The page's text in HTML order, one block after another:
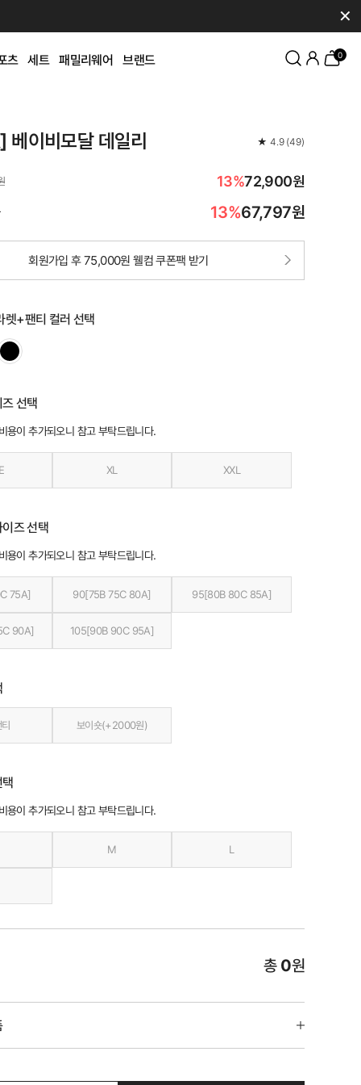
✕
츠 세트 패밀리웨어 브랜드 0
이비모달 데일리 ★ 4.9 (49)
13%72,900원
13%67,797원
회원가입 후 75,000원 웰컴 쿠폰팩 받기
렛+팬티 컬러 선택
선택
용이 추가되오니 참고 부탁드립니다.
XL XXL
즈 선택
용이 추가되오니 참고 부탁드립니다.
75A] 90[75B 75C 80A] 95[80B 80C 85A]
90A] 105[90B 90C 95A]
보이숏(+2000원)
용이 추가되오니 참고 부탁드립니다.
M L
총 0원